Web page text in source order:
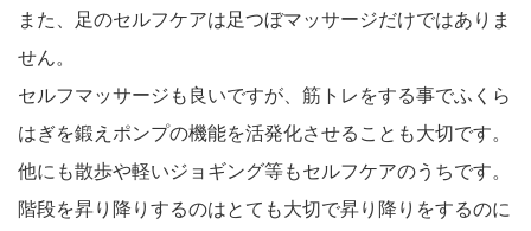
また、足のセルフケアは足つぼマッサージだけではありま
せん。
セルフマッサージも良いですが、筋トレをする事でふくら
はぎを鍛えポンプの機能を活発化させることも大切です。
他にも散歩や軽いジョギング等もセルフケアのうちです。
階段を昇り降りするのはとても大切で昇り降りをするのに